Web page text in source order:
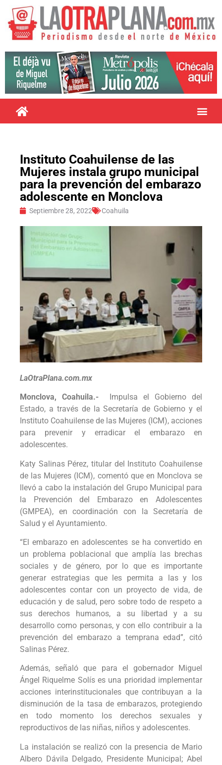
Instituto Coahuilense de las
Mujeres instala grupo municipal
para la prevención del embarazo
adolescente en Monclova
Septiembre 28, 2022 Coahuila
LaOtraPlana.com.mx
Monclova, Coahuila.-
Impulsa el Gobierno del
Estado, a través de la Secretaría de Gobierno y el
Instituto Coahuilense de las Mujeres (ICM), acciones
para prevenir y erradicar el embarazo en
adolescentes.
Katy Salinas Pérez, titular del Instituto Coahuilense
de las Mujeres (ICM), comentó que en Monclova se
llevó a cabo la instalación del Grupo Municipal para
la Prevención del Embarazo en Adolescentes
(GMPEA), en coordinación con la Secretaría de
Salud y el Ayuntamiento.
“El embarazo en adolescentes se ha convertido en
un problema poblacional que amplía las brechas
sociales y de género, por lo que es importante
generar estrategias que les permita a las y los
adolescentes contar con un proyecto de vida, de
educación y de salud, pero sobre todo de respeto a
sus derechos humanos, a su libertad y a su
desarrollo como personas, y con ello contribuir a la
prevención del embarazo a temprana edad”, citó
Salinas Pérez.
Además, señaló que para el gobernador Miguel
Ángel Riquelme Solís es una prioridad implementar
acciones interinstitucionales que contribuyan a la
disminución de la tasa de embarazos, protegiendo
en todo momento los derechos sexuales y
reproductivos de las niñas, niños y adolescentes.
La instalación se realizó con la presencia de Mario
Albero Dávila Delgado, Presidente Municipal; Abel